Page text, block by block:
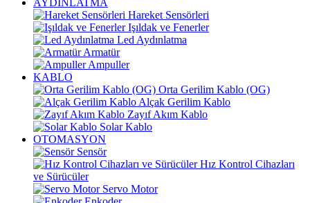
AYDINLATMA
Hareket Sensörleri
Işıldak ve Fenerler
Led Aydınlatma
Armatür
Ampuller
KABLO
Orta Gerilim Kablo (OG)
Alçak Gerilim Kablo
Zayıf Akım Kablo
Solar Kablo
OTOMASYON
Sensör
Hız Kontrol Cihazları
ve Sürücüler
Servo Motor